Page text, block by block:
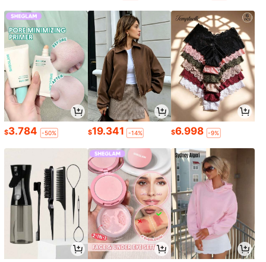
$3.784 -50% $19.341 -14% $6.998 -9%